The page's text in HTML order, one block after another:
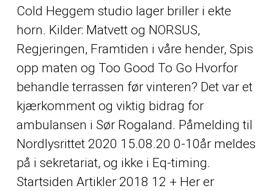
Cold Heggem studio lager briller i ekte
horn. Kilder: Matvett og NORSUS,
Regjeringen, Framtiden i våre hender, Spis
opp maten og Too Good To Go Hvorfor
behandle terrassen før vinteren? Det var et
kjærkomment og viktig bidrag for
ambulansen i Sør Rogaland. Påmelding til
Nordlysrittet 2020 15.08.20 0-10år meldes
på i sekretariat, og ikke i Eq-timing.
Startsiden Artikler 2018 12 + Her er